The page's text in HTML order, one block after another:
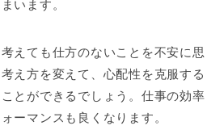
います。
えても仕方のないことを不安に思
え方を変えて、心配性を克服する
とができるでしょう。仕事の効率
ーマンスも良くなります。